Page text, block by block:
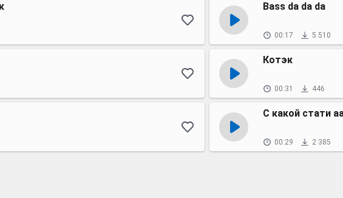
Bass da da da
00:17 5 510
Котэк
00:31 446
С какой стати
00:29 2 385